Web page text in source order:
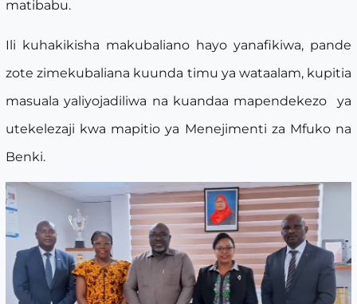
matibabu.
Ili kuhakikisha makubaliano hayo yanafikiwa, pande
zote zimekubaliana kuunda timu ya wataalam, kupitia
masuala yaliyojadiliwa na kuandaa mapendekezo ya
utekelezaji kwa mapitio ya Menejimenti za Mfuko na
Benki.